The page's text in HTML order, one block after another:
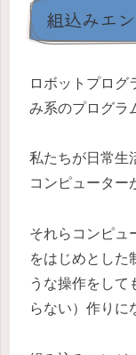
組込みエ
ロボットプログ
み系のプログラ
私たちが日常生
コンピューター
それらコンピュ
をはじめとした
うな操作をして
らない）作りに